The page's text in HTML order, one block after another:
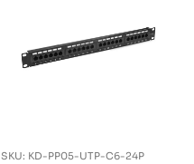
SKU: KD-PP05-UTP-C6-24P